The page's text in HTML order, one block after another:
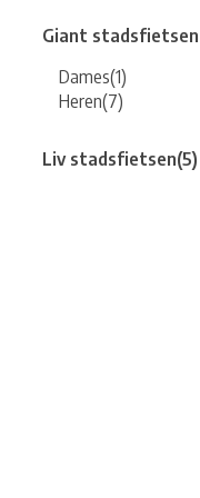
Giant stadsfietsen
Dames(1)
Heren(7)
Liv stadsfietsen(5)